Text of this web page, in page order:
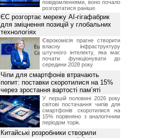
повідомленнями, воно почало
розгортатися раніше.
ЄС розгортає мережу AI-гігафабрик
для зміцнення позицій у глобальних
технологіях
Єврокомісія прагне створити
власну інфраструктуру
штучного інтелекту, яка має
почати функціонувати до
середини 2028 року
Чіпи для смартфонів втрачають
попит: поставки скоротилися на 15%
через зростання вартості пам’яті
У першій половині 2026 року
світові постачання чипів для
смартфонів скоротилися на
15% порівняно з аналогічним
періодом торік.
Китайські розробники створили